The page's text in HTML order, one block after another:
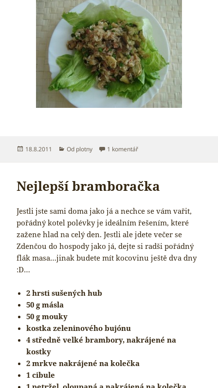
Publikováno:
18.8.2011 Rubriky:
Od plotny 1 komentářu textu s názvem Rychlá
Nejlepší bramboračka
Jestli jste sami doma jako já a nechce se vám vařit,
pořádný kotel polévky je ideálním řešením, které
zažene hlad na celý den. Jestli ale jdete večer se
Zdenčou do hospody jako já, dejte si radši pořádný
flák masa…jinak budete mít kocovinu ještě dva dny
:D…
2 hrsti sušených hub
50 g másla
50 g mouky
kostka zeleninového bujónu
4 středně velké brambory, nakrájené na
kostky
2 mrkve nakrájené na kolečka
1 cibule